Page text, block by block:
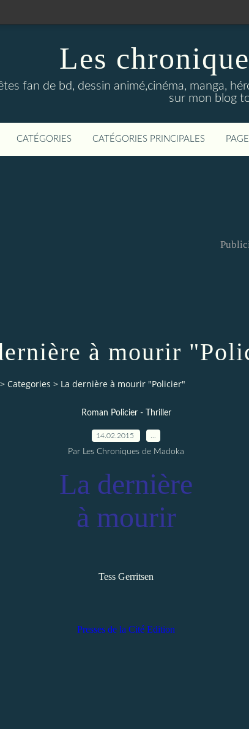
Les
fan de bd, dessin animé,cinéma, manga,
sur mon blog
CATÉGORIES CATÉGORIES PRINCIPALES
à mourir
> Categories > La dernière à mourir "Policier"
Roman Policier - Thriller
14.02.2015
Par Les Chroniques de Madoka
La dernière
à mourir
Tess Gerritsen
Presses de la Cité Edition